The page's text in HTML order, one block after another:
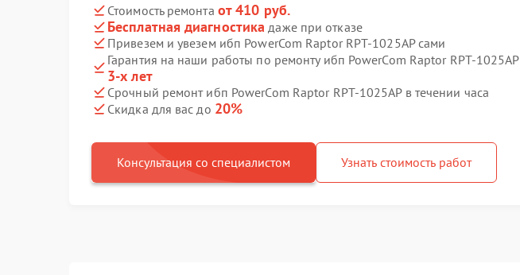
Стоимость ремонта от 410 руб.
Бесплатная диагностика даже при отказе
Привезем и увезем ибп PowerCom Raptor RPT-1025AP сами
Гарантия на наши работы по ремонту ибп PowerCom Raptor RPT-1025AP
3-х лет
Срочный ремонт ибп PowerCom Raptor RPT-1025AP в течении часа
Скидка для вас до 20%
Консультация со специалистом Узнать стоимость работ